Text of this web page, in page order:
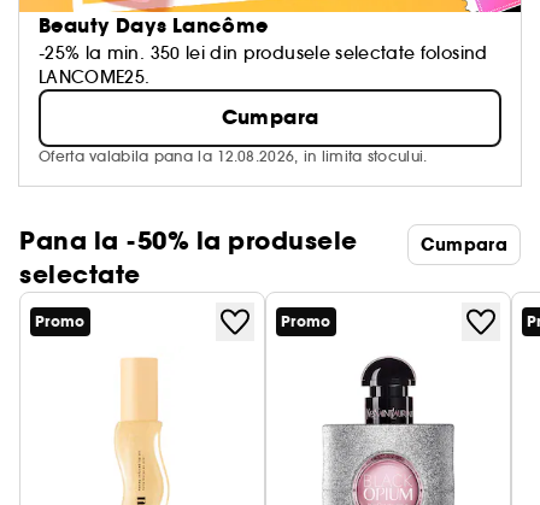
Beauty Days Lancôme
-25% la min. 350 lei din produsele selectate folosind
LANCOME25.
Cumpara
Oferta valabila pana la 12.08.2026, in limita stocului.
Pana la -50% la produsele
selectate
Cumpara
Promo Promo